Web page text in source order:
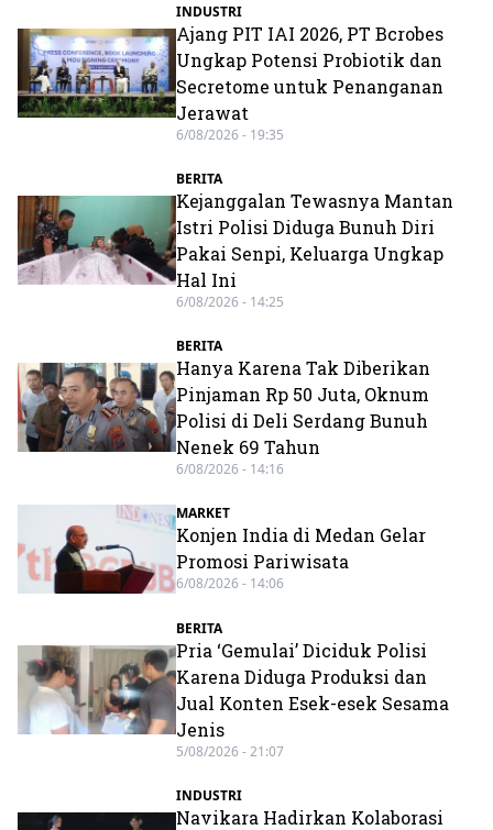
INDUSTRI
Ajang PIT IAI 2026, PT Bcrobes
Ungkap Potensi Probiotik dan
Secretome untuk Penanganan
Jerawat
6/08/2026 - 19:35
BERITA
Kejanggalan Tewasnya Mantan
Istri Polisi Diduga Bunuh Diri
Pakai Senpi, Keluarga Ungkap
Hal Ini
6/08/2026 - 14:25
BERITA
Hanya Karena Tak Diberikan
Pinjaman Rp 50 Juta, Oknum
Polisi di Deli Serdang Bunuh
Nenek 69 Tahun
6/08/2026 - 14:16
MARKET
Konjen India di Medan Gelar
Promosi Pariwisata
6/08/2026 - 14:06
BERITA
Pria ‘Gemulai’ Diciduk Polisi
Karena Diduga Produksi dan
Jual Konten Esek-esek Sesama
Jenis
5/08/2026 - 21:07
INDUSTRI
Navikara Hadirkan Kolaborasi